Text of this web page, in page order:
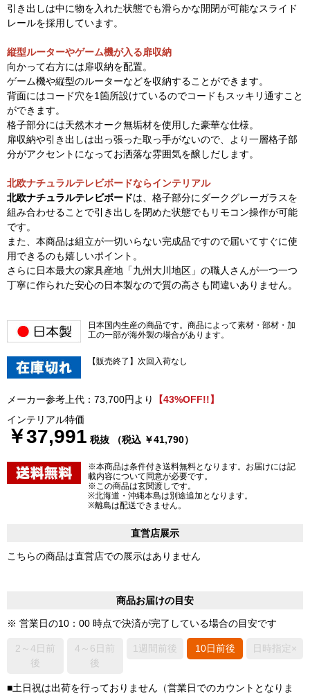
引き出しは中に物を入れた状態でも滑らかな開閉が可能なスライド
レールを採用しています。
縦型ルーターやゲーム機が入る扉収納
向かって右方には扉収納を配置。
ゲーム機や縦型のルーターなどを収納することができます。
背面にはコード穴を1箇所設けているのでコードもスッキリ通すこと
ができます。
格子部分には天然木オーク無垢材を使用した豪華な仕様。
扉収納や引き出しは出っ張った取っ手がないので、より一層格子部
分がアクセントになってお洒落な雰囲気を醸しだします。
北欧ナチュラルテレビボードならインテリアル
北欧ナチュラルテレビボードは、格子部分にダークグレーガラスを
組み合わせることで引き出しを閉めた状態でもリモコン操作が可能
です。
また、本商品は組立が一切いらない完成品ですので届いてすぐに使
用できるのも嬉しいポイント。
さらに日本最大の家具産地「九州大川地区」の職人さんが一つ一つ
丁寧に作られた安心の日本製なので質の高さも間違いありません。
日本国内生産の商品です。商品によって素材・部材・加
工の一部が海外製の場合があります。
【販売終了】次回入荷なし
メーカー参考上代：73,700円より
【43%OFF!!】
インテリアル特価
￥37,991 税抜 （税込 ￥41,790）
※本商品は条件付き送料無料となります。お届けには記
載内容について同意が必要です。
※この商品は玄関渡しです。
※北海道・沖縄本島は別途追加となります。
※離島は配送できません。
直営店展示
こちらの商品は直営店での展示はありません
商品お届けの目安
※ 営業日の10：00 時点で決済が完了している場合の目安です
2～4日前
後
4～6日前
後
1週間前後 10日前後 日時指定×
■土日祝は出荷を行っておりません（営業日でのカウントとなりま